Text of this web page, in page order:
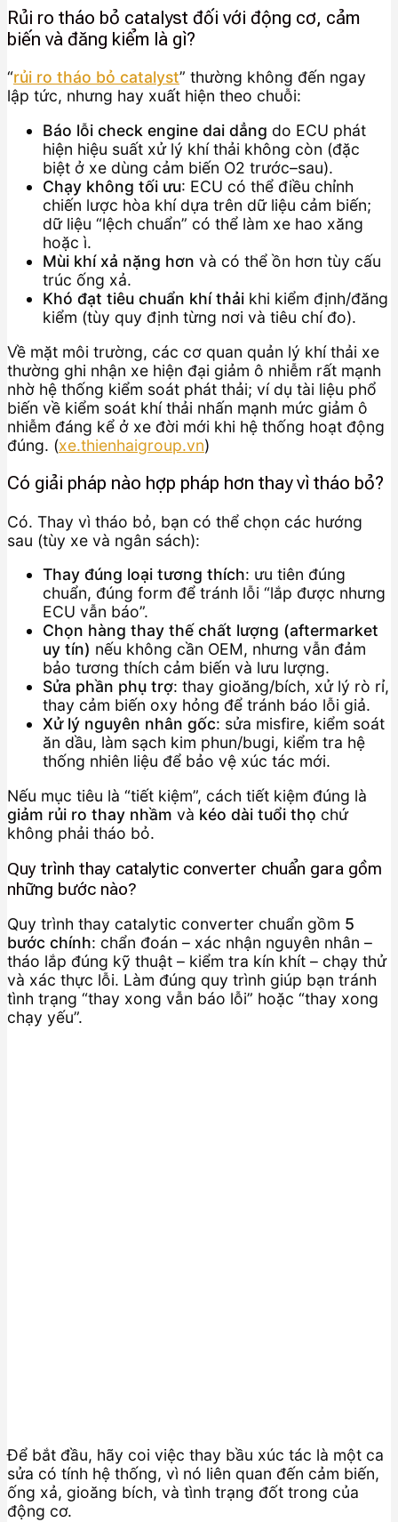
Rủi ro tháo bỏ catalyst đối với động cơ, cảm
biến và đăng kiểm là gì?
“rủi ro tháo bỏ catalyst” thường không đến ngay
lập tức, nhưng hay xuất hiện theo chuỗi:
Báo lỗi check engine dai dẳng do ECU phát
hiện hiệu suất xử lý khí thải không còn (đặc
biệt ở xe dùng cảm biến O2 trước–sau).
Chạy không tối ưu: ECU có thể điều chỉnh
chiến lược hòa khí dựa trên dữ liệu cảm biến;
dữ liệu “lệch chuẩn” có thể làm xe hao xăng
hoặc ì.
Mùi khí xả nặng hơn và có thể ồn hơn tùy cấu
trúc ống xả.
Khó đạt tiêu chuẩn khí thải khi kiểm định/đăng
kiểm (tùy quy định từng nơi và tiêu chí đo).
Về mặt môi trường, các cơ quan quản lý khí thải xe
thường ghi nhận xe hiện đại giảm ô nhiễm rất mạnh
nhờ hệ thống kiểm soát phát thải; ví dụ tài liệu phổ
biến về kiểm soát khí thải nhấn mạnh mức giảm ô
nhiễm đáng kể ở xe đời mới khi hệ thống hoạt động
đúng. (xe.thienhaigroup.vn)
Có giải pháp nào hợp pháp hơn thay vì tháo bỏ?
Có. Thay vì tháo bỏ, bạn có thể chọn các hướng
sau (tùy xe và ngân sách):
Thay đúng loại tương thích: ưu tiên đúng
chuẩn, đúng form để tránh lỗi “lắp được nhưng
ECU vẫn báo”.
Chọn hàng thay thế chất lượng (aftermarket
uy tín) nếu không cần OEM, nhưng vẫn đảm
bảo tương thích cảm biến và lưu lượng.
Sửa phần phụ trợ: thay gioăng/bích, xử lý rò rỉ,
thay cảm biến oxy hỏng để tránh báo lỗi giả.
Xử lý nguyên nhân gốc: sửa misfire, kiểm soát
ăn dầu, làm sạch kim phun/bugi, kiểm tra hệ
thống nhiên liệu để bảo vệ xúc tác mới.
Nếu mục tiêu là “tiết kiệm”, cách tiết kiệm đúng là
giảm rủi ro thay nhầm và kéo dài tuổi thọ chứ
không phải tháo bỏ.
Quy trình thay catalytic converter chuẩn gara gồm
những bước nào?
Quy trình thay catalytic converter chuẩn gồm 5
bước chính: chẩn đoán – xác nhận nguyên nhân –
tháo lắp đúng kỹ thuật – kiểm tra kín khít – chạy thử
và xác thực lỗi. Làm đúng quy trình giúp bạn tránh
tình trạng “thay xong vẫn báo lỗi” hoặc “thay xong
chạy yếu”.
Để bắt đầu, hãy coi việc thay bầu xúc tác là một ca
sửa có tính hệ thống, vì nó liên quan đến cảm biến,
ống xả, gioăng bích, và tình trạng đốt trong của
động cơ.